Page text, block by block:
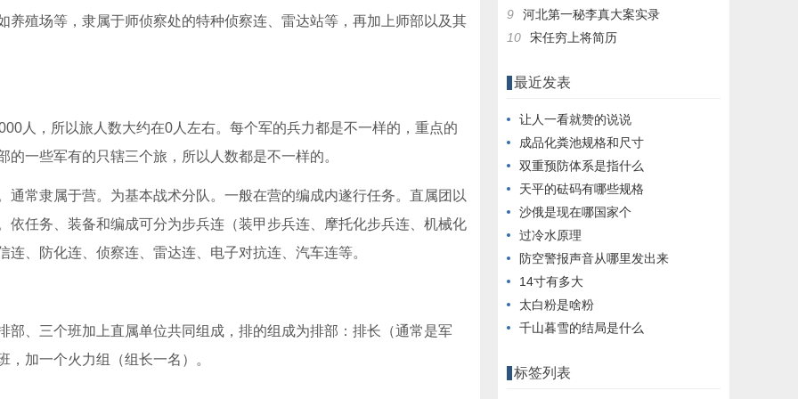
养殖场等，隶属于师侦察处的特种侦察连、雷达站等，再加上师部以及其
，所以旅人数大约在0人左右。每个军的兵力都是不一样的，重点的
一些军有的只辖三个旅，所以人数都是不一样的。
隶属于营。为基本战术分队。一般在营的编成内遂行任务。直属团以
依任务、装备和编成可分为步兵连（装甲步兵连、摩托化步兵连、机械化
、防化连、侦察连、雷达连、电子对抗连、汽车连等。
三个班加上直属单位共同组成，排的组成为排部：排长（通常是军
加一个火力组（组长一名）。
9
河北第一秘李真大案实录
10
宋任穷上将简历
最近发表
让人一看就赞的说说
成品化粪池规格和尺寸
双重预防体系是指什么
天平的砝码有哪些规格
沙俄是现在哪国家个
过冷水原理
防空警报声音从哪里发出来
14寸有多大
太白粉是啥粉
千山暮雪的结局是什么
标签列表